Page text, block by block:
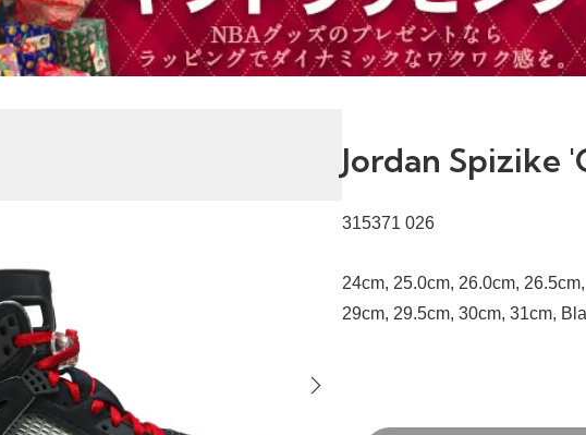
Jordan Spizike
315371 026
24cm, 25.0cm, 26.0cm,
29cm, 29.5cm, 30cm, 31cm,